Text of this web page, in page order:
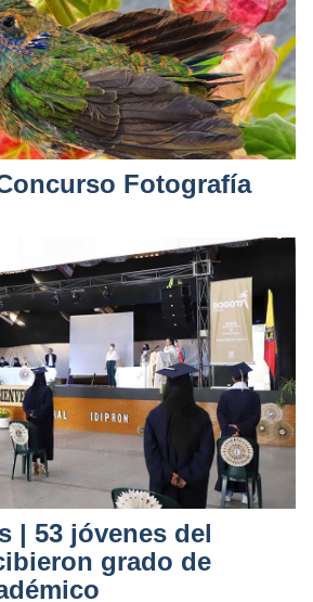
Fotografía
| 53 jóvenes del
grado de